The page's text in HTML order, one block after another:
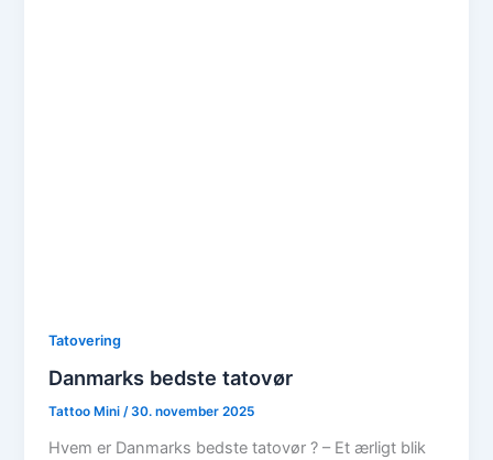
Tatovering
Danmarks bedste tatovør
Tattoo Mini/30. november 2025
Hvem er Danmarks bedste tatovør ? – Et ærligt blik